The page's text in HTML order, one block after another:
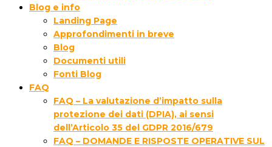
Blog e info
Landing Page
Approfondimenti in breve
Blog
Documenti utili
Fonti Blog
FAQ
FAQ – La valutazione d’impatto sulla
protezione dei dati (DPIA), ai sensi
dell’Articolo 35 del GDPR 2016/679
FAQ – DOMANDE E RISPOSTE OPERATIVE SUL